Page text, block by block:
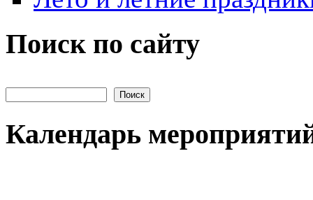
Поиск по сайту
Календарь